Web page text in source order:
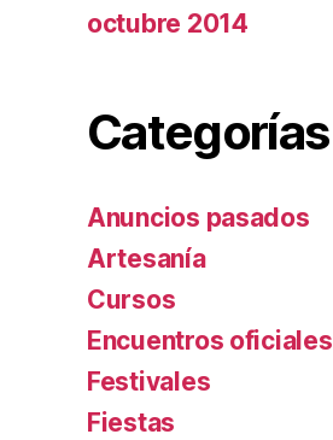
octubre 2014
Categorías
Anuncios pasados
Artesanía
Cursos
Encuentros oficiales
Festivales
Fiestas